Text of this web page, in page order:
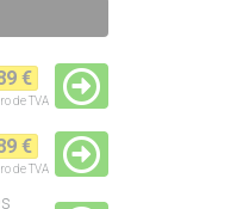
€
de TVA
€
de TVA